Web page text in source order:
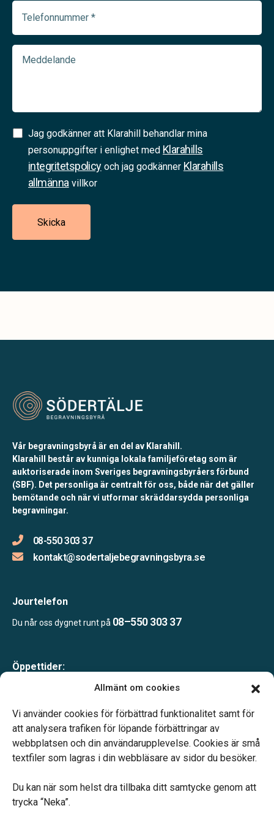
Allmänt om cookies
Vi använder cookies för förbättrad funktionalitet samt för
att analysera trafiken för löpande förbättringar av
webbplatsen och din användarupplevelse. Cookies är små
textfiler som lagras i din webbläsare av sidor du besöker.
Du kan när som helst dra tillbaka ditt samtycke genom att
trycka “Neka”.
Telefonnummer
(Required)
Meddelande
Samtycke
(Required)
Jag godkänner att Klarahill behandlar mina
personuppgifter i enlighet med Klarahills
integritetspolicyoch jag godkänner Klarahills
allmänna villkor
Skicka
Vår begravningsbyrå är en del av Klarahill.
Klarahill består av kunniga lokala familjeföretag som är
auktoriserade inom Sveriges begravningsbyråers förbund
(SBF). Det personliga är centralt för oss, både när det gäller
bemötande och när vi utformar skräddarsydda personliga
begravningar.
08-550 303 37
kontakt@sodertaljebegravningsbyra.se
Jourtelefon
Du når oss dygnet runt på 08–550 303 37
Öppettider:
Lunchstängt 12.00–13.00
Telefonjour dygnet runt